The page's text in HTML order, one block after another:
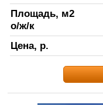
Площадь, м2
о/ж/к
Цена, р.